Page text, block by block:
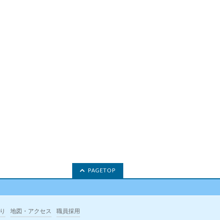
PAGETOP
地図・アクセス
職員採用